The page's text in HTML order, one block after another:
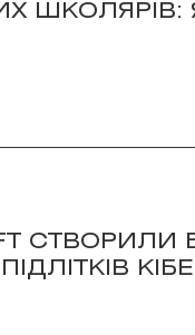
ШКОЛЯРІВ:
СТВОРИЛИ